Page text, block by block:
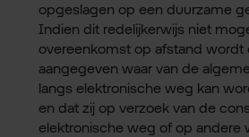
opgeslagen op een duurzame
Indien dit redelijkerwijs niet
overeenkomst op afstand wordt
aangegeven waar van de
langs elektronische weg kan
en dat zij op verzoek van de
elektronische weg of op andere